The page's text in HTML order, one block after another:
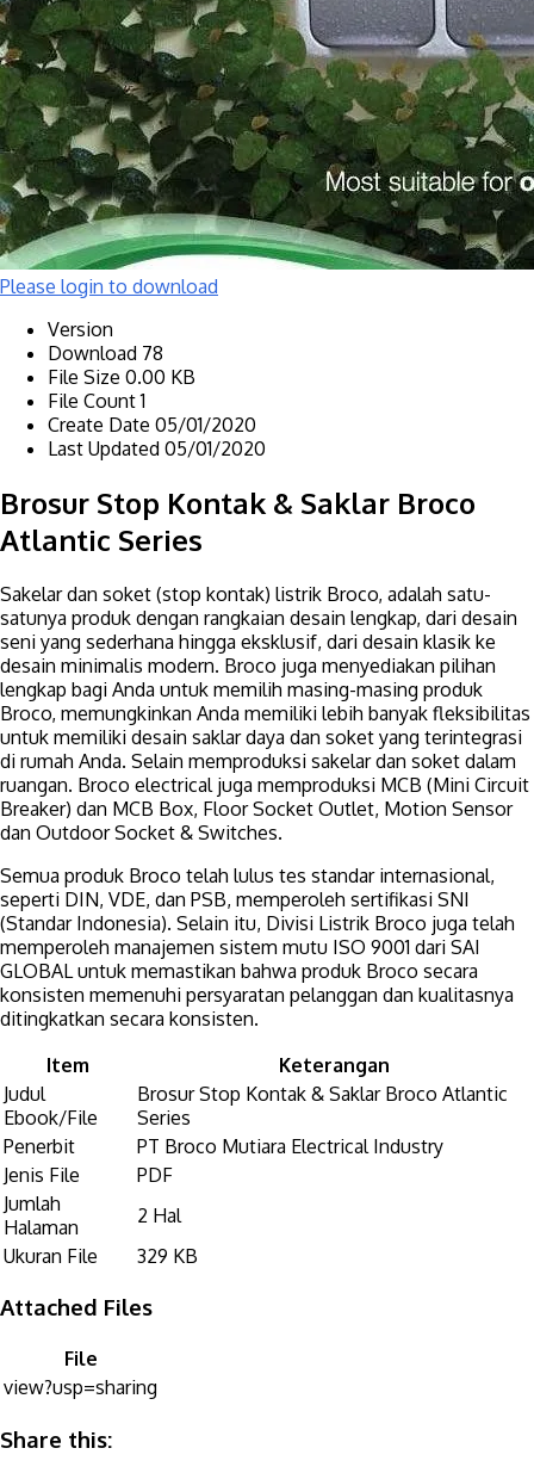
Please login to download
Version
Download 78
File Size 0.00 KB
File Count1
Create Date 05/01/2020
Last Updated 05/01/2020
Brosur Stop Kontak & Saklar Broco
Atlantic Series
Sakelar dan soket (stop kontak) listrik Broco, adalah satu-
satunya produk dengan rangkaian desain lengkap, dari desain
seni yang sederhana hingga eksklusif, dari desain klasik ke
desain minimalis modern. Broco juga menyediakan pilihan
lengkap bagi Anda untuk memilih masing-masing produk
Broco, memungkinkan Anda memiliki lebih banyak fleksibilitas
untuk memiliki desain saklar daya dan soket yang terintegrasi
di rumah Anda. Selain memproduksi sakelar dan soket dalam
ruangan. Broco electrical juga memproduksi MCB (Mini Circuit
Breaker) dan MCB Box, Floor Socket Outlet, Motion Sensor
dan Outdoor Socket & Switches.
Semua produk Broco telah lulus tes standar internasional,
seperti DIN, VDE, dan PSB, memperoleh sertifikasi SNI
(Standar Indonesia). Selain itu, Divisi Listrik Broco juga telah
memperoleh manajemen sistem mutu ISO 9001 dari SAI
GLOBAL untuk memastikan bahwa produk Broco secara
konsisten memenuhi persyaratan pelanggan dan kualitasnya
ditingkatkan secara konsisten.
Item
Keterangan
Judul
Ebook/File
Brosur Stop Kontak & Saklar Broco Atlantic
Series
Penerbit
PT Broco Mutiara Electrical Industry
Jenis File
PDF
Jumlah
Halaman
2 Hal
Ukuran File
329 KB
Attached Files
File
view?usp=sharing
Share this: